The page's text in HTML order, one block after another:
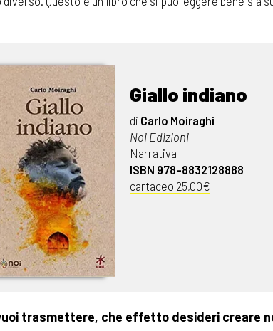
Giallo indiano
di Carlo Moiraghi
Noi Edizioni
Narrativa
ISBN 978-8832128888
cartaceo 25,00€
trasmettere, che effetto desideri creare